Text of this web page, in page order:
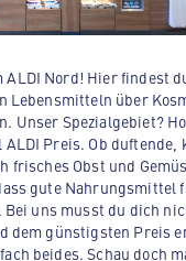
Nord! Hier findest
Lebensmitteln über
Unser Spezialgebiet?
Preis. Ob duftende,
frisches Obst und
gute Nahrungsmittel
uns musst du dich
dem günstigsten Preis
beides. Schau doch